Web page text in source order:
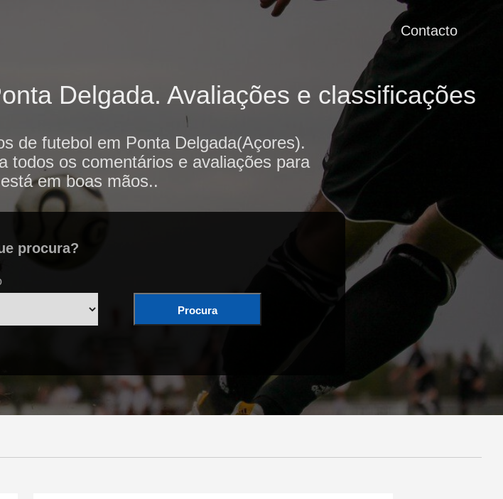
Contacto
Delgada. Avaliações e classificações
de futebol em Ponta Delgada(Açores).
todos os comentários e avaliações para
em boas mãos..
procura?
Procura